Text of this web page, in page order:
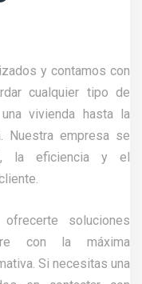
y contamos con
cualquier tipo de
vivienda hasta la
Nuestra empresa se
la eficiencia y el
soluciones
con la máxima
Si necesitas una